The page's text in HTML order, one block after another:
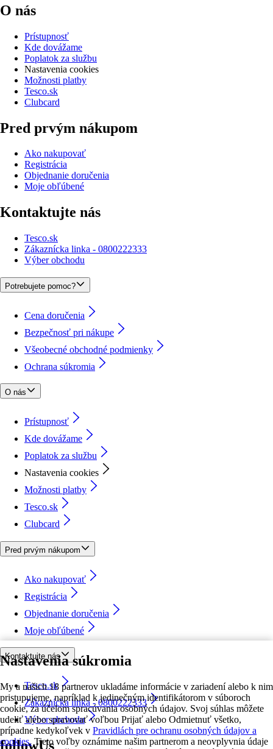
Nastavenia súkromia
My a našich 18 partnerov ukladáme informácie v zariadení alebo k nim
pristupujeme, napríklad k jedinečným identifikátorom v súboroch
cookie, za účelom spracúvania osobných údajov. Svoj súhlas môžete
udeliť alebo spravovať voľbou Prijať alebo Odmietnuť všetko,
prípadne kedykoľvek v Pravidlách pre ochranu osobných údajov a
cookies. Tieto voľby oznámime našim partnerom a neovplyvnia údaje
O nás
Prístupnosť
Kde dovážame
Poplatok za službu
Nastavenia cookies
Možnosti platby
Tesco.sk
Clubcard
Pred prvým nákupom
Ako nakupovať
Registrácia
Objednanie doručenia
Moje obľúbené
Kontaktujte nás
Tesco.sk
Zákaznícka linka - 0800222333
Výber obchodu
Potrebujete pomoc?
Cena doručenia
Bezpečnosť pri nákupe
Všeobecné obchodné podmienky
Ochrana súkromia
O nás
Prístupnosť
Kde dovážame
Poplatok za službu
Nastavenia cookies
Možnosti platby
Tesco.sk
Clubcard
Pred prvým nákupom
Ako nakupovať
Registrácia
Objednanie doručenia
Moje obľúbené
Kontaktujte nás
Tesco.sk
Zákaznícka linka - 0800222333
Výber obchodu
followUs